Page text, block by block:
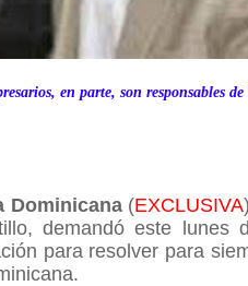
en parte, son responsables
Dominicana(EXCLUSIVA
demandó este lunes
para resolver para